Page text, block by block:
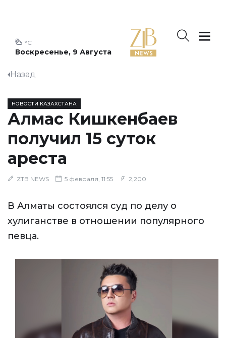
Воскресенье, 9 Августа
°C
Назад
НОВОСТИ КАЗАХСТАНА
Алмас Кишкенбаев
получил 15 суток
ареста
ZTB NEWS 5 февраля, 11:55 2,200
В Алматы состоялся суд по делу о
хулиганстве в отношении популярного
певца.